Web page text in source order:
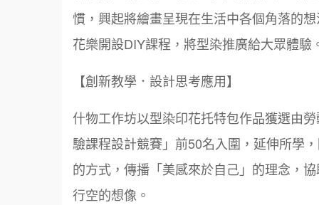
慣，興起將繪畫呈現在生活中各個角落的
花樂開設DIY課程，將型染推廣給大眾體驗
【創新教學．設計思考應用】
什物工作坊以型染印花托特包作品獲選由
驗課程設計競賽」前50名入圍，延伸所學
的方式，傳播「美感來於自己」的理念，
行空的想像。